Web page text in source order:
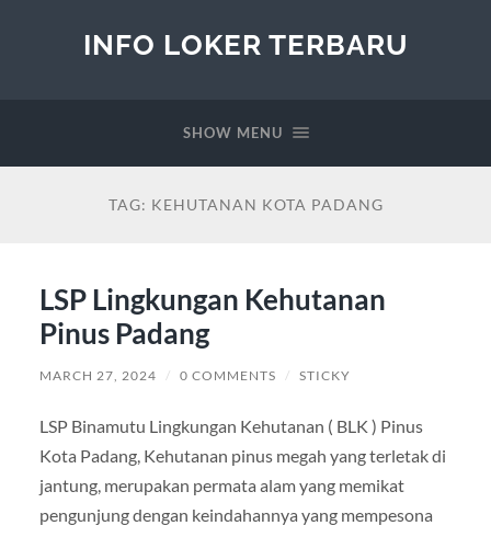
INFO LOKER TERBARU
SHOW MENU
TAG: KEHUTANAN KOTA PADANG
LSP Lingkungan Kehutanan
Pinus Padang
MARCH 27, 2024 / 0 COMMENTS / STICKY
LSP Binamutu Lingkungan Kehutanan ( BLK ) Pinus
Kota Padang, Kehutanan pinus megah yang terletak di
jantung, merupakan permata alam yang memikat
pengunjung dengan keindahannya yang mempesona